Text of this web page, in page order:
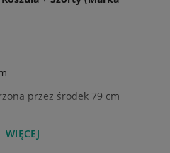
przez środek 79 cm
WIĘCEJ